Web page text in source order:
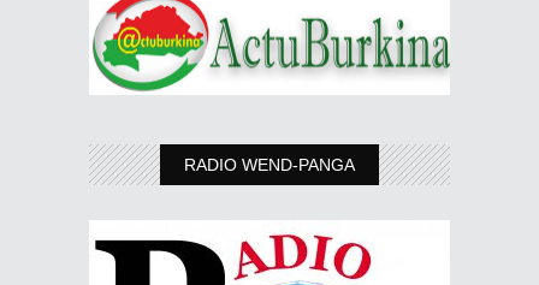
RADIO WEND-PANGA